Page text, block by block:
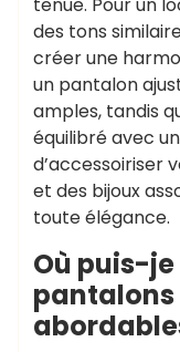
des tons
créer une
un pantalon
amples, tandis
équilibré avec
d’accessoiriser
et des bijoux
toute élégance.
Où puis-
pantalons